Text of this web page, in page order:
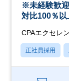
※未経験歓
対比100％以
CPAエクセレ
正社員採用